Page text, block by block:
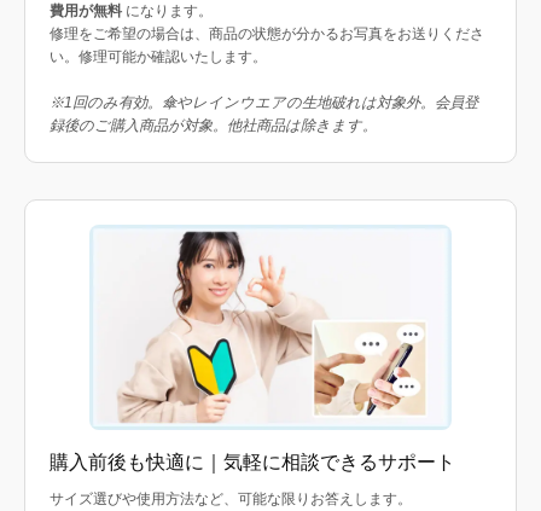
費用が無料 になります。
修理をご希望の場合は、商品の状態が分かるお写真をお送りくださ
い。修理可能か確認いたします。
※1回のみ有効。傘やレインウエアの生地破れは対象外。会員登
録後のご購入商品が対象。他社商品は除きます。
購入前後も快適に｜気軽に相談できるサポート
サイズ選びや使用方法など、可能な限りお答えします。